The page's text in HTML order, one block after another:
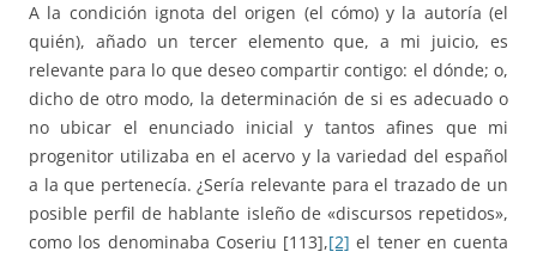
A la condición ignota del origen (el cómo) y la autoría (el
quién), añado un tercer elemento que, a mi juicio, es
relevante para lo que deseo compartir contigo: el dónde; o,
dicho de otro modo, la determinación de si es adecuado o
no ubicar el enunciado inicial y tantos afines que mi
progenitor utilizaba en el acervo y la variedad del español
a la que pertenecía. ¿Sería relevante para el trazado de un
posible perfil de hablante isleño de «discursos repetidos»,
como los denominaba Coseriu [113],[2] el tener en cuenta